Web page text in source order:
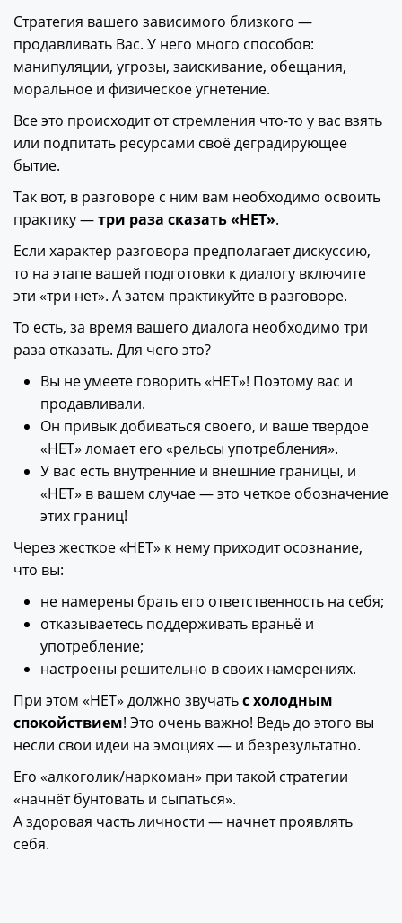
Стратегия вашего зависимого близкого —
продавливать Вас. У него много способов:
манипуляции, угрозы, заискивание, обещания,
моральное и физическое угнетение.
Все это происходит от стремления что-то у вас взять
или подпитать ресурсами своё деградирующее
бытие.
Так вот, в разговоре с ним вам необходимо освоить
практику —три раза сказать «НЕТ».
Если характер разговора предполагает дискуссию,
то на этапе вашей подготовки к диалогу включите
эти «три нет». А затем практикуйте в разговоре.
То есть, за время вашего диалога необходимо три
раза отказать. Для чего это?
Вы не умеете говорить «НЕТ»! Поэтому вас и
продавливали.
Он привык добиваться своего, и ваше твердое
«НЕТ» ломает его «рельсы употребления».
У вас есть внутренние и внешние границы, и
«НЕТ» в вашем случае — это четкое обозначение
этих границ!
Через жесткое «НЕТ» к нему приходит осознание,
что вы:
не намерены брать его ответственность на себя;
отказываетесь поддерживать враньё и
употребление;
настроены решительно в своих намерениях.
При этом «НЕТ» должно звучатьс холодным
спокойствием! Это очень важно! Ведь до этого вы
несли свои идеи на эмоциях — и безрезультатно.
Его «алкоголик/наркоман» при такой стратегии
«начнёт бунтовать и сыпаться».
А здоровая часть личности — начнет проявлять
себя.